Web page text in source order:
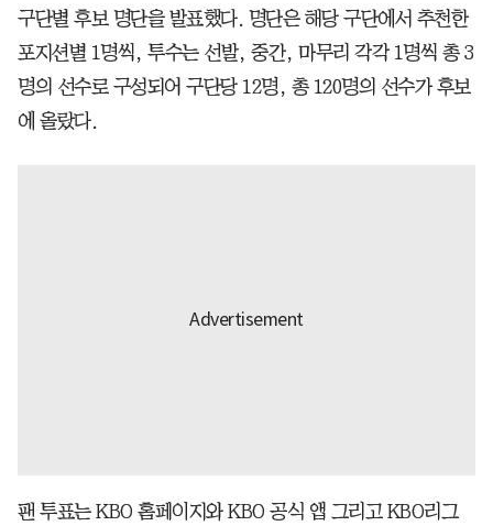
구단별 후보 명단을 발표했다. 명단은 해당 구단에서 추천한
포지션별 1명씩, 투수는 선발, 중간, 마무리 각각 1명씩 총 3
명의 선수로 구성되어 구단당 12명, 총 120명의 선수가 후보
에 올랐다.
팬 투표는 KBO 홈페이지와 KBO 공식 앱 그리고 KBO리그